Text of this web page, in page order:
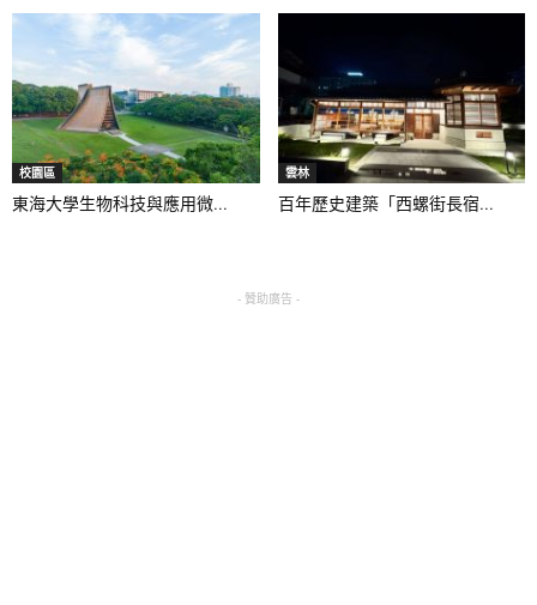
校園區
東海大學生物科技與應用微...
雲林
百年歷史建築「西螺街長宿...
- 贊助廣告 -